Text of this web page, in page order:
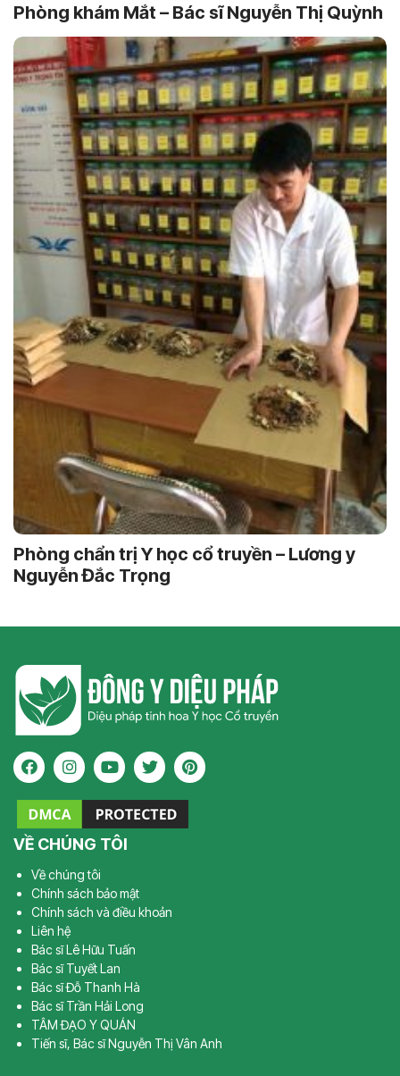
Phòng khám Mắt – Bác sĩ Nguyễn Thị Quỳnh
Phòng chẩn trị Y học cổ truyền – Lương y
Nguyễn Đắc Trọng
VỀ CHÚNG TÔI
Về chúng tôi
Chính sách bảo mật
Chính sách và điều khoản
Liên hệ
Bác sĩ Lê Hữu Tuấn
Bác sĩ Tuyết Lan
Bác sĩ Đỗ Thanh Hà
Bác sĩ Trần Hải Long
TÂM ĐẠO Y QUÁN
Tiến sĩ, Bác sĩ Nguyễn Thị Vân Anh